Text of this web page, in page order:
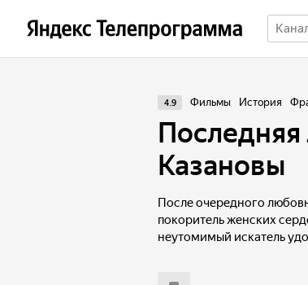
4.9 Фильмы История
Казановы
После очередного
покоритель женских
неутомимый искатель